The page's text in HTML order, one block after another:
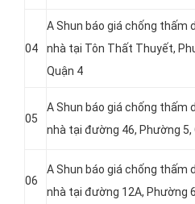
04
A Shun báo giá chống thấm
nhà tại Tôn Thất Thuyết,
Quận 4
05
A Shun báo giá chống thấm
nhà tại đường 46, Phường 5,
06
A Shun báo giá chống thấm
nhà tại đường 12A, Phường